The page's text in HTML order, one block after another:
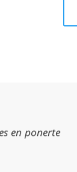
en ponerte